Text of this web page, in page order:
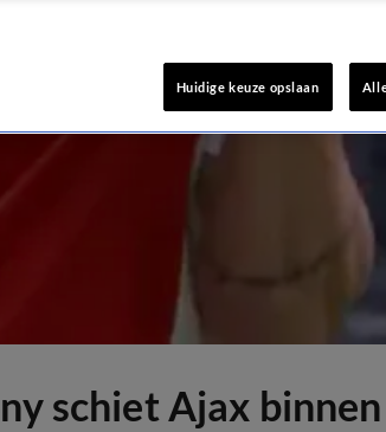
schiet Ajax
Huidige keuze opslaan